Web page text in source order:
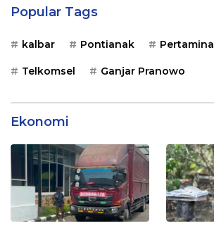
Popular Tags
kalbar Pontianak Pertamina
Telkomsel Ganjar Pranowo
Ekonomi